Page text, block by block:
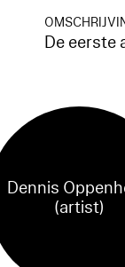
De eerste
Dennis
(artist)